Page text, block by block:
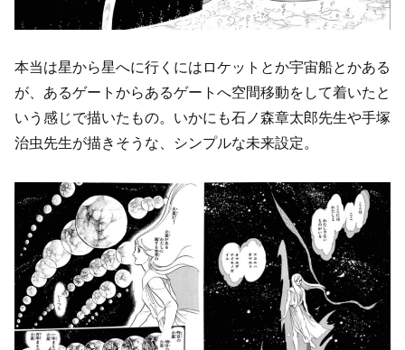
本当は星から星へに行くにはロケットとか宇宙船とかある
が、あるゲートからあるゲートへ空間移動をして着いたと
いう感じで描いたもの。いかにも石ノ森章太郎先生や手塚
治虫先生が描きそうな、シンプルな未来設定。